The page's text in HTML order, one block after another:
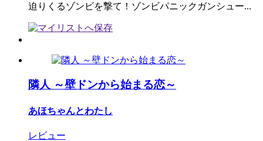
迫りくるゾンビを撃て！ゾンビパニックガンシュー...
隣人 ～壁ドンから始まる恋～
あほちゃんとわたし
レビュー